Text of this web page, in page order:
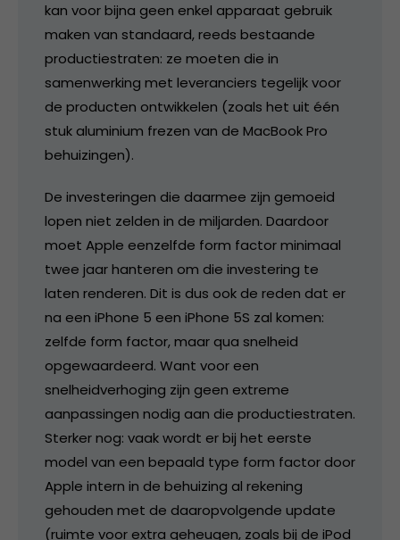
kan voor bijna geen enkel apparaat gebruik
maken van standaard, reeds bestaande
productiestraten: ze moeten die in
samenwerking met leveranciers tegelijk voor
de producten ontwikkelen (zoals het uit één
stuk aluminium frezen van de MacBook Pro
behuizingen).
De investeringen die daarmee zijn gemoeid
lopen niet zelden in de miljarden. Daardoor
moet Apple eenzelfde form factor minimaal
twee jaar hanteren om die investering te
laten renderen. Dit is dus ook de reden dat er
na een iPhone 5 een iPhone 5S zal komen:
zelfde form factor, maar qua snelheid
opgewaardeerd. Want voor een
snelheidverhoging zijn geen extreme
aanpassingen nodig aan die productiestraten.
Sterker nog: vaak wordt er bij het eerste
model van een bepaald type form factor door
Apple intern in de behuizing al rekening
gehouden met de daaropvolgende update
(ruimte voor extra geheugen, zoals bij de iPod